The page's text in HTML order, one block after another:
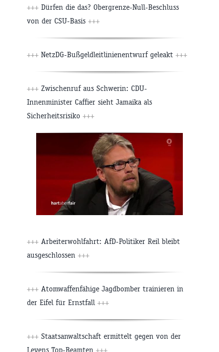
+++ Dürfen die das? Obergrenze-Null-Beschluss
von der CSU-Basis +++
+++ NetzDG-Bußgeldleitlinienentwurf geleakt +++
+++ Zwischenruf aus Schwerin: CDU-
Innenminister Caffier sieht Jamaika als
Sicherheitsrisiko +++
+++ Arbeiterwohlfahrt: AfD-Politiker Reil bleibt
ausgeschlossen +++
+++ Atomwaffenfähige Jagdbomber trainieren in
der Eifel für Ernstfall +++
+++ Staatsanwaltschaft ermittelt gegen von der
Leyens Top-Beamten +++